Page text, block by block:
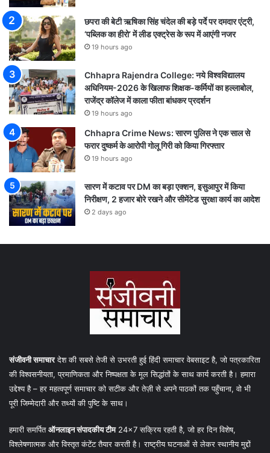
छपरा की बेटी ऋषिका सिंह चंदेल की बड़े पर्दे पर दमदार एंट्री,
‘पब्लिक का हीरो’ में लीड एक्ट्रेस के रूप में आएंगी नजर
19 hours ago
Chhapra Rajendra College: नये विश्वविद्यालय
अधिनियम-2026 के खिलाफ शिक्षक-कर्मियों का हल्लाबोल,
राजेंद्र कॉलेज में काला फीता बांधकर प्रदर्शन
19 hours ago
Chhapra Crime News: सारण पुलिस ने एक साल से
फरार दुष्कर्म के आरोपी गोलू गिरी को किया गिरफ्तार
19 hours ago
सारण में कटाव पर DM का बड़ा एक्शन, इसुआपुर में किया
निरीक्षण, 2 हजार बोरे रखने और सीमेंटेड सुरक्षा कार्य का आदेश
2 days ago
संजीवनी समाचारदेश की सबसे तेजी से उभरती हुई हिंदी समाचार वेबसाइट है, जो पत्रकारिता
की विश्वसनीयता, प्रमाणिकता और निष्पक्षता के मूल सिद्धांतों के साथ कार्य करती है। हमारा
उद्देश्य है – हर महत्वपूर्ण समाचार को सटीक और तेज़ी से अपने पाठकों तक पहुँचाना, वो भी
पूरी जिम्मेदारी और तथ्यों की पुष्टि के साथ।
हमारी समर्पितऑनलाइन संपादकीय टीम24×7 सक्रिय रहती है, जो हर दिन विशेष,
विश्लेषणात्मक और विस्तृत कंटेंट तैयार करती है। राष्ट्रीय घटनाओं से लेकर स्थानीय मुद्दों